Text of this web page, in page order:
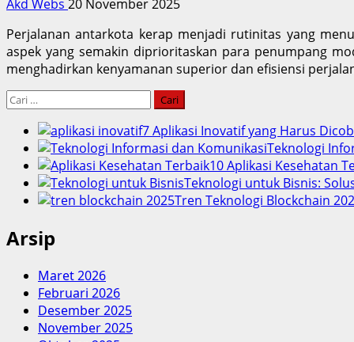
Akd Webs 20 November 2025
Perjalanan antarkota kerap menjadi rutinitas yang
aspek yang semakin diprioritaskan para penumpang
menghadirkan kenyamanan superior dan efisiensi
Cari
7 Aplikasi Inovatif yang Harus
Teknologi
10 Aplikasi Kesehatan
Teknologi untuk Bisnis:
Tren Teknologi Blockchain
Arsip
Maret 2026
Februari 2026
Desember 2025
November 2025